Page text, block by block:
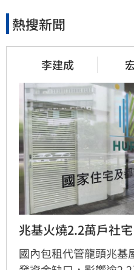
熱搜新聞
李建成
兆基火燒2.2萬戶社
國內包租代管龍頭兆基